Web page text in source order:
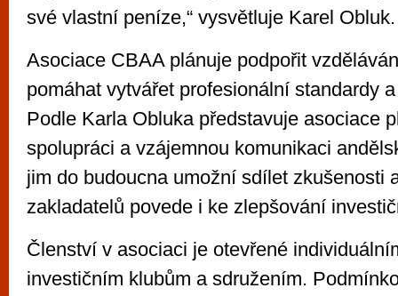
své vlastní peníze,“ vysvětluje Karel Obluk.
Asociace CBAA plánuje podpořit
pomáhat vytvářet profesionální standardy
Podle Karla Obluka představuje asociace
spolupráci a vzájemnou komunikaci
jim do budoucna umožní sdílet zkušenosti
zakladatelů povede i ke zlepšování
Členství v asociaci je otevřené
investičním klubům a sdružením.